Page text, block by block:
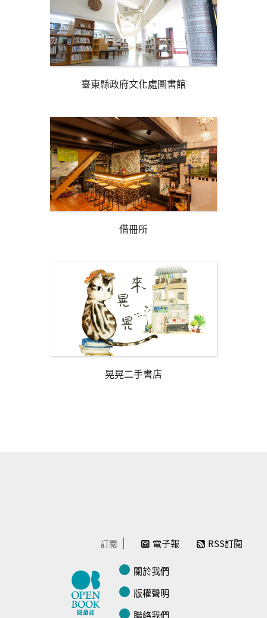
臺東縣政府文化處圖書館
借冊所
晃晃二手書店
訂閱 電子報 RSS訂閱
關於我們
版權聲明
聯絡我們